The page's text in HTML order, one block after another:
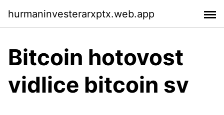
hurmaninvesterarxptx.web.app
Bitcoin hotovost
vidlice bitcoin sv